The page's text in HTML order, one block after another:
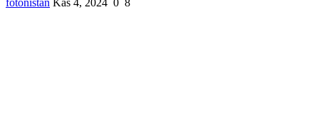
fotonistan Kas 4, 2024 0 8